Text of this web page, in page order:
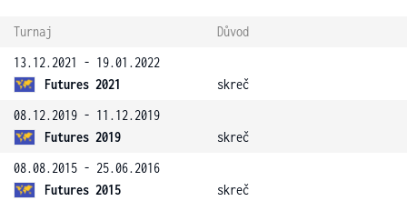
Turnaj
Důvod
13.12.2021 - 19.01.2022
Futures 2021
skreč
08.12.2019 - 11.12.2019
Futures 2019
skreč
08.08.2015 - 25.06.2016
Futures 2015
skreč